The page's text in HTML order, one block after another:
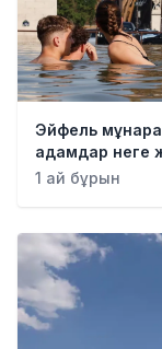
Эйфель
адамдар неге
1 ай бұрын